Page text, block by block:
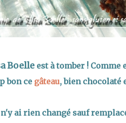
Boelle est à tomber !
bon ce gâteau, bien chocolaté
n'y ai rien changé sauf